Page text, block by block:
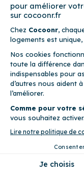
Le Saint-
61 Boulevard
4
Ascenseur • Balcon
WiFi